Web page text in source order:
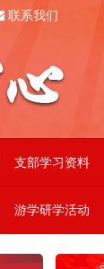
联系我们
支部学习资料
游学研学活动